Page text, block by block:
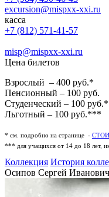
excursion@mispxx-xxi.ru
касса
+7 (812) 571-41-57
misp@mispxx-xxi.ru
Цена билетов
Взрослый – 400 руб.*
Пенсионный – 100 руб.
Студенческий – 100
Льготный – 100 руб.***
* см. подробно на странице -
*** для учащихся от 14 до 18 лет,
Коллекция История
Осипов Сергей Иванович